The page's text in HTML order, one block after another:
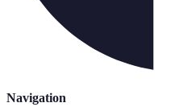
Navigation